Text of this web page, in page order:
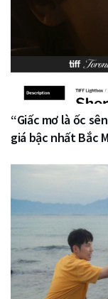
“Giấc mơ là ốc
giá bậc nhất Bắc